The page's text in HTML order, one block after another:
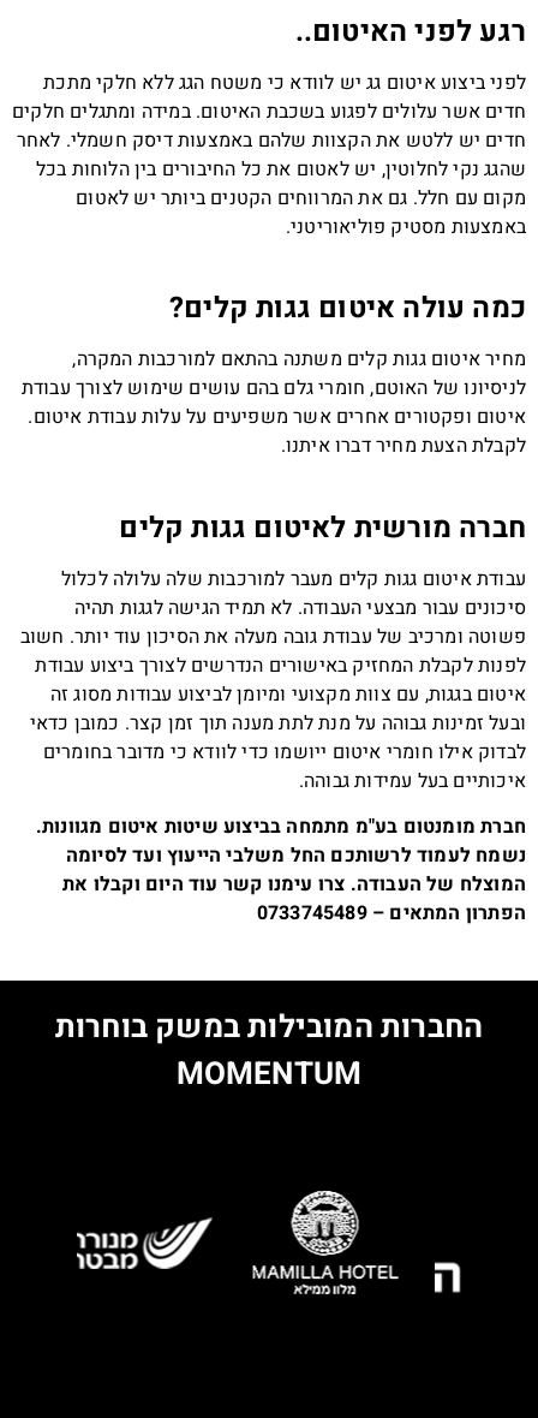
רגע לפני האיטום..
לפני ביצוע איטום גג יש לוודא כי משטח הגג ללא חלקי מתכת
חדים אשר עלולים לפגוע בשכבת האיטום. במידה ומתגלים חלקים
חדים יש ללטש את הקצוות שלהם באמצעות דיסק חשמלי. לאחר
שהגג נקי לחלוטין, יש לאטום את כל החיבורים בין הלוחות בכל
מקום עם חלל. גם את המרווחים הקטנים ביותר יש לאטום
באמצעות מסטיק פוליאוריטני.
כמה עולה איטום גגות קלים?
מחיר איטום גגות קלים משתנה בהתאם למורכבות המקרה,
לניסיונו של האוטם, חומרי גלם בהם עושים שימוש לצורך עבודת
איטום ופקטורים אחרים אשר משפיעים על עלות עבודת איטום.
לקבלת הצעת מחיר דברו איתנו.
חברה מורשית לאיטום גגות קלים
עבודת איטום גגות קלים מעבר למורכבות שלה עלולה לכלול
סיכונים עבור מבצעי העבודה. לא תמיד הגישה לגגות תהיה
פשוטה ומרכיב של עבודת גובה מעלה את הסיכון עוד יותר. חשוב
לפנות לקבלת המחזיק באישורים הנדרשים לצורך ביצוע עבודת
איטום בגגות, עם צוות מקצועי ומיומן לביצוע עבודות מסוג זה
ובעל זמינות גבוהה על מנת לתת מענה תוך זמן קצר. כמובן כדאי
לבדוק אילו חומרי איטום ייושמו כדי לוודא כי מדובר בחומרים
איכותיים בעל עמידות גבוהה.
חברת מומנטום בע"מ מתמחה בביצוע שיטות איטום מגוונות.
נשמח לעמוד לרשותכם החל משלבי הייעוץ ועד לסיומה
המוצלח של העבודה. צרו עימנו קשר עוד היום וקבלו את
הפתרון המתאים – 0733745489
החברות המובילות במשק בוחרות
MOMENTUM